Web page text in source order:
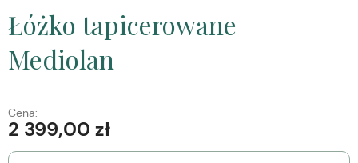
Łóżko tapicerowane
Mediolan
Cena:
2 399,00 zł